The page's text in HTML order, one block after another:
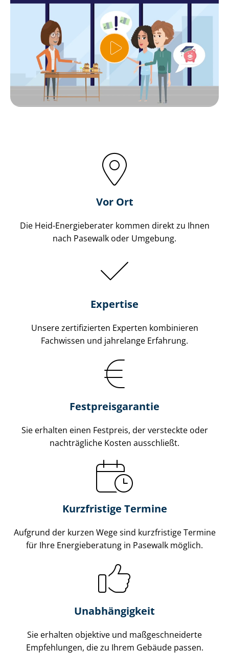
Vor Ort
Die Heid-Energieberater kommen direkt zu Ihnen
nach Pasewalk oder Umgebung.
Expertise
Unsere zertifizierten Experten kombinieren
Fachwissen und jahrelange Erfahrung.
Fest­preis­ga­ran­tie
Sie erhalten einen Festpreis, der versteckte oder
nachträgliche Kosten ausschließt.
Kurzfristige Termine
Aufgrund der kurzen Wege sind kurzfristige Termine
für Ihre Energieberatung in Pasewalk möglich.
Unabhängigkeit
Sie erhalten objektive und maß­ge­schnei­der­te
Empfehlungen, die zu Ihrem Gebäude passen.